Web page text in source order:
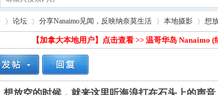
»
论坛
›
分享Nanaimo见闻，反映纳奈莫生活 本地摄影 想
【加拿大本地用户】 点击查看 >> 温哥华岛 Nanaimo
想放空的时候，就来这里听海浪打在石头上的声音